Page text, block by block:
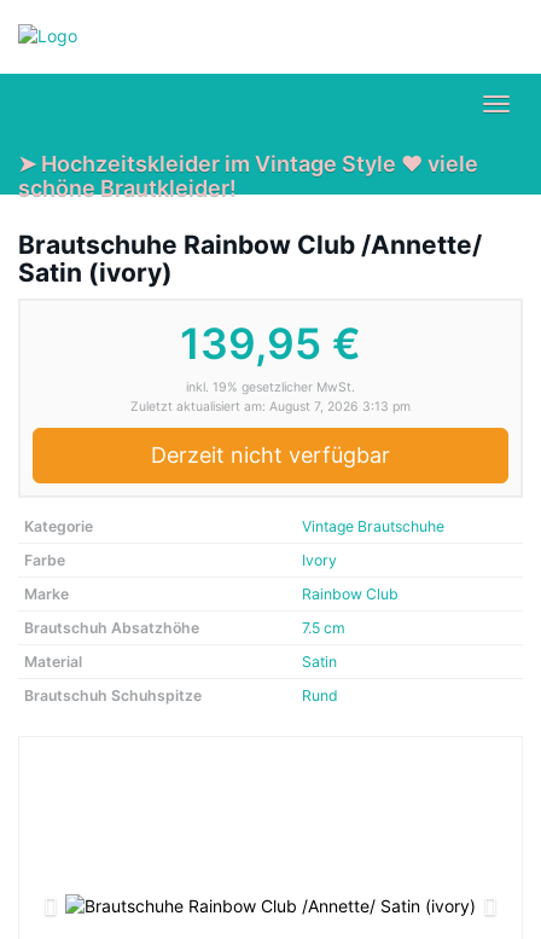
➤ Hochzeitskleider im Vintage Style ❤ viele
schöne Brautkleider!
Brautschuhe Rainbow Club /Annette/
Satin (ivory)
139,95 €
inkl. 19% gesetzlicher MwSt.
Zuletzt aktualisiert am: August 7, 2026 3:13 pm
Derzeit nicht verfügbar
Kategorie
Vintage Brautschuhe
Farbe
Ivory
Marke
Rainbow Club
Brautschuh Absatzhöhe
7.5 cm
Material
Satin
Brautschuh Schuhspitze
Rund